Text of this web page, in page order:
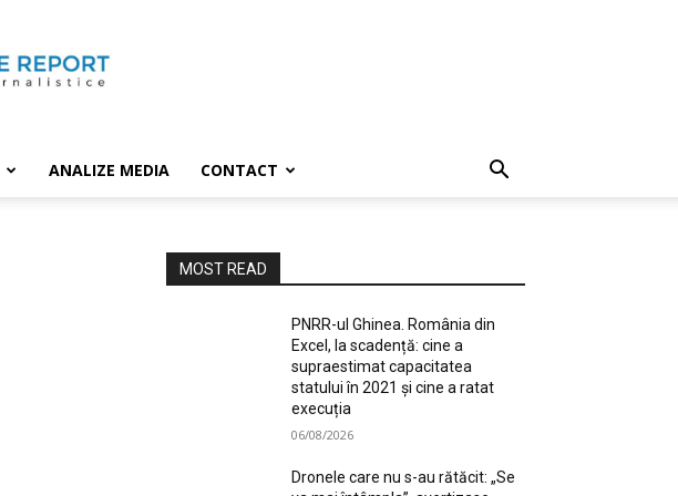
ANALIZE MEDIA CONTACT
MOST READ
PNRR-ul Ghinea. România din
Excel, la scadență: cine a
supraestimat capacitatea
statului în 2021 și cine a ratat
execuția
06/08/2026
Dronele care nu s-au rătăcit: „Se